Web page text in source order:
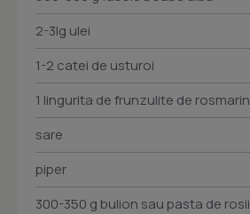
2-3lg ulei
1-2 catei de usturoi
1 lingurita de frunzulite de rosmarin
sare
piper
300-350 g bulion sau pasta de rosii